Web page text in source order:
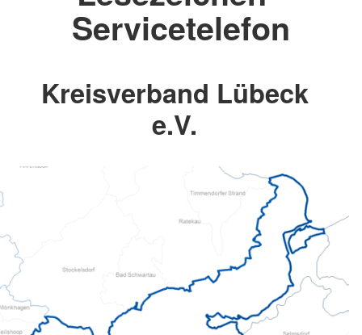
Servicetelefon
Kreisverband Lübeck
e.V.